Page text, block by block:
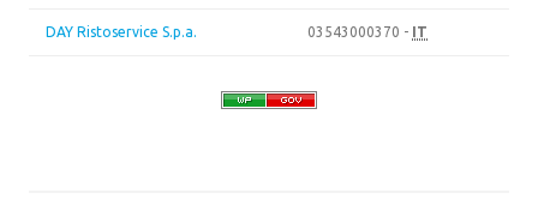
DAY Ristoservice S.p.a. 03543000370 - IT